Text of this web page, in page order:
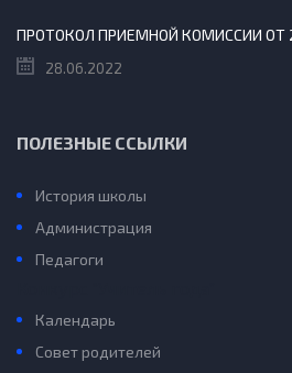
ПРОТОКОЛ ПРИЕМНОЙ КОМИССИИ ОТ
28.06.2022
ПОЛЕЗНЫЕ ССЫЛКИ
История школы
Администрация
Педагоги
Календарь
Совет родителей